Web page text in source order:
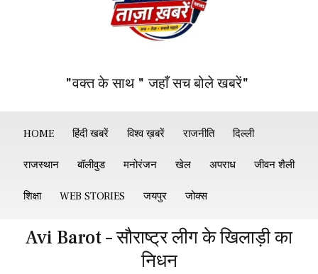
"वक्त के साथ " जहाँ सच बोले खबरें"
HOME हिंदी खबरें विश्व ख़बरें राजनीति दिल्ली
राजस्थान बॉलीवुड मनोरंजन खेल अपराध जीवन शैली
शिक्षा WEB STORIES जयपुर जोक्स
Avi Barot – सौराष्ट्र लीग के खिलाड़ी का
निधन